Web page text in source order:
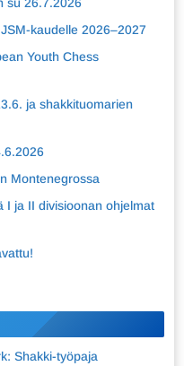
kaudelle 2026–2027
Youth Chess
ja shakkituomarien
Montenegrossa
I ja II divisioonan ohjelmat
Shakki-työpaja